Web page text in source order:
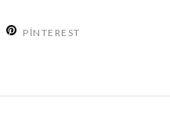
PINTEREST